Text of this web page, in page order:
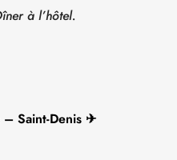
à l’hôtel.
– Saint-Denis ✈